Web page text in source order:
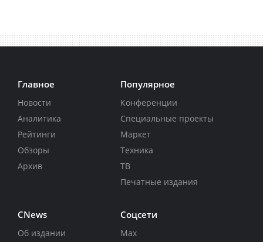
Главное
Новости
Аналитика
Рейтинги
Обзоры
Архив
Популярное
Конференции
Специальные проекты
Маркет
Техника
ТВ
Печатные издания
CNews
Об издании
Соцсети
Max